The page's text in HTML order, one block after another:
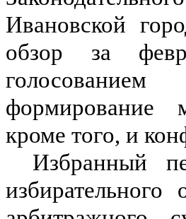
Ивановской
обзор за
формирование
кроме того, и
Избранный